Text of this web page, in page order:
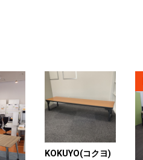
KOKUYO(コクヨ)